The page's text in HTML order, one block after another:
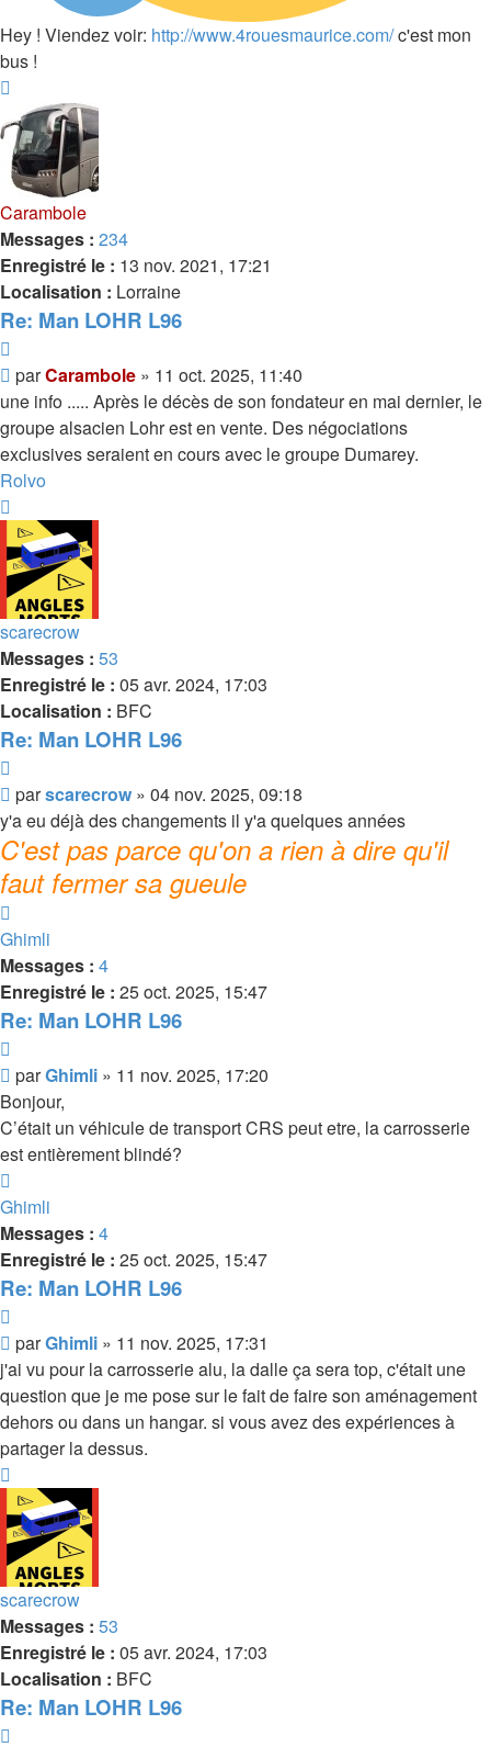
Hey ! Viendez voir: http://www.4rouesmaurice.com/c'est mon
bus !
Carambole
Messages : 234
Enregistré le : 13 nov. 2021, 17:21
Localisation : Lorraine
Re: Man LOHR L96
Message
parCarambole » 11 oct. 2025, 11:40
une info ..... Après le décès de son fondateur en mai dernier, le
groupe alsacien Lohr est en vente. Des négociations
exclusives seraient en cours avec le groupe Dumarey.
Rolvo
scarecrow
Messages : 53
Enregistré le : 05 avr. 2024, 17:03
Localisation : BFC
Re: Man LOHR L96
Message
parscarecrow » 04 nov. 2025, 09:18
y'a eu déjà des changements il y'a quelques années
C'est pas parce qu'on a rien à dire qu'il
faut fermer sa gueule
Ghimli
Messages : 4
Enregistré le : 25 oct. 2025, 15:47
Re: Man LOHR L96
Message
parGhimli » 11 nov. 2025, 17:20
Bonjour,
C’était un véhicule de transport CRS peut etre, la carrosserie
est entièrement blindé?
Ghimli
Messages : 4
Enregistré le : 25 oct. 2025, 15:47
Re: Man LOHR L96
Message
parGhimli » 11 nov. 2025, 17:31
j'ai vu pour la carrosserie alu, la dalle ça sera top, c'était une
question que je me pose sur le fait de faire son aménagement
dehors ou dans un hangar. si vous avez des expériences à
partager la dessus.
scarecrow
Messages : 53
Enregistré le : 05 avr. 2024, 17:03
Localisation : BFC
Re: Man LOHR L96